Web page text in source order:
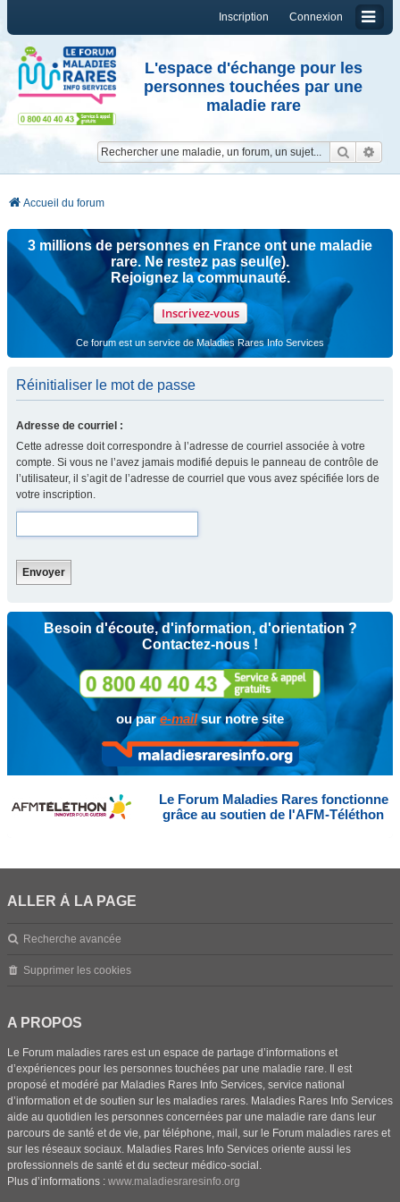
Connexion
Inscription
L'espace d'échange pour les
personnes touchées par une
maladie rare
Accueil du forum
3 millions de personnes en France ont une maladie
rare. Ne restez pas seul(e).
Rejoignez la communauté.
Inscrivez-vous
Ce forum est un service de Maladies Rares Info Services
Réinitialiser le mot de passe
Adresse de courriel :
Cette adresse doit correspondre à l’adresse de courriel associée à votre
compte. Si vous ne l’avez jamais modifié depuis le panneau de contrôle de
l’utilisateur, il s’agit de l’adresse de courriel que vous avez spécifiée lors de
votre inscription.
Besoin d'écoute, d'information, d'orientation ?
Contactez-nous !
ou pare-mailsur notre site
Le Forum Maladies Rares fonctionne
grâce au soutien de l'AFM-Téléthon
ALLER À LA PAGE
Recherche avancée
Supprimer les cookies
A PROPOS
Le Forum maladies rares est un espace de partage d’informations et
d’expériences pour les personnes touchées par une maladie rare. Il est
proposé et modéré par Maladies Rares Info Services, service national
d’information et de soutien sur les maladies rares. Maladies Rares Info Services
aide au quotidien les personnes concernées par une maladie rare dans leur
parcours de santé et de vie, par téléphone, mail, sur le Forum maladies rares et
sur les réseaux sociaux. Maladies Rares Info Services oriente aussi les
professionnels de santé et du secteur médico-social.
Plus d’informations : www.maladiesraresinfo.org